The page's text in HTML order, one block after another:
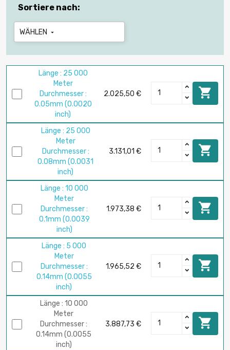
Sortiere nach:
WÄHLEN 
Länge : 25 000
Meter
Durchmesser :
0.05mm (0.0020
inch)
2.025,50 € 
Länge : 25 000
Meter
Durchmesser :
0.08mm (0.0031
inch)
3.131,01 € 
Länge : 10 000
Meter
Durchmesser :
0.1mm (0.0039
inch)
1.973,38 € 
Länge : 5 000
Meter
Durchmesser :
0.14mm (0.0055
inch)
1.965,52 € 
Länge : 10 000
Meter
Durchmesser :
0.14mm (0.0055
inch)
3.887,73 € 